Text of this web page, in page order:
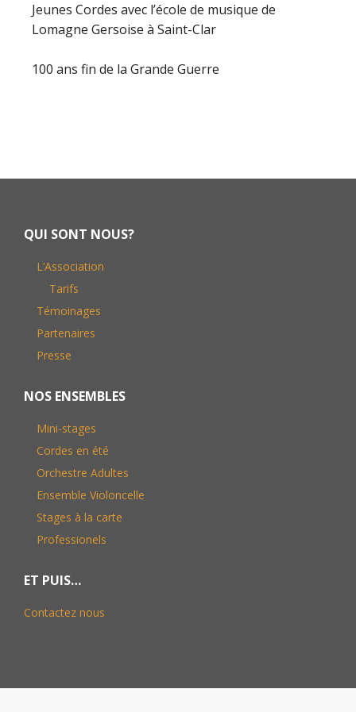
Jeunes Cordes avec l’école de musique de
Lomagne Gersoise à Saint-Clar
100 ans fin de la Grande Guerre
QUI SONT NOUS?
L’Association
Tarifs
Témoinages
Partenaires
Presse
NOS ENSEMBLES
Mini-stages
Cordes en été
Orchestre Adultes
Ensemble Violoncelle
Stages à la carte
Professionels
ET PUIS…
Contactez nous